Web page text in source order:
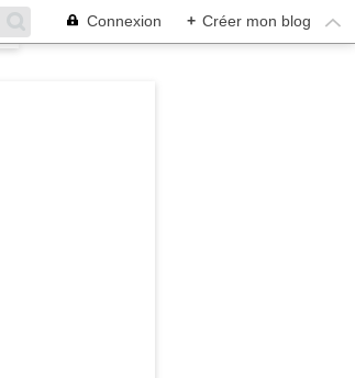
Connexion + Créer mon blog